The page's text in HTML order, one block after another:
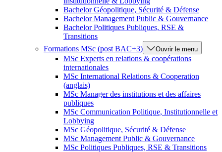
Bachelor Géopolitique, Sécurité & Défense
Bachelor Management Public & Gouvernance
Bachelor Politiques Publiques, RSE &
Transitions
Formations MSc (post BAC+3)
Ouvrir le menu
MSc Experts en relations & coopérations
internationales
MSc International Relations & Cooperation
(anglais)
MSc Manager des institutions et des affaires
publiques
MSc Communication Politique, Institutionnelle et
Lobbying
MSc Géopolitique, Sécurité & Défense
MSc Management Public & Gouvernance
MSc Politiques Publiques, RSE & Transitions